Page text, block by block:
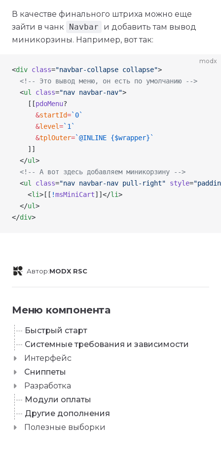
В качестве финального штриха можно еще
зайти в чанк
Navbar
и добавить там вывод
миникорзины. Например, вот так:
modx
<div class="navbar-collapse collapse">
  <!-- Это вывод меню, он есть по умолчанию -->
  <
ul class="nav navbar-nav">
    [[
pdoMenu?
      &
startId=`0`
      &
level=`1`
      &
tplOuter=`@INLINE {$wrapper}`
    ]]
  </
ul>
  <!-- А вот здесь добавляем миникорзину -->
  <
ul class="nav navbar-nav pull-right" style=
    <
li>[[ !msMiniCart]]</li>
  </
ul>
</div>
Автор:MODX RSC
Меню компонента
Быстрый старт
Системные требования и зависимости
Интерфейс
Сниппеты
Разработка
Модули оплаты
Другие дополнения
Полезные выборки